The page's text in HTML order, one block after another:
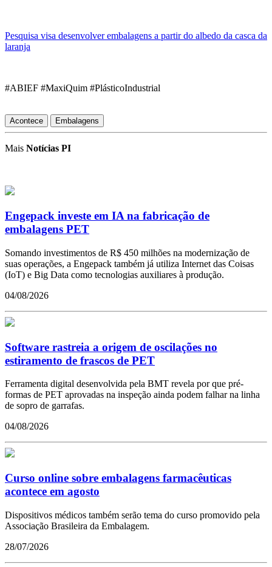
Pesquisa visa desenvolver embalagens a partir do albedo da casca da
laranja
#ABIEF #MaxiQuim #PlásticoIndustrial
Acontece Embalagens
Mais Notícias PI
Engepack investe em IA na fabricação de
embalagens PET
Somando investimentos de R$ 450 milhões na modernização de
suas operações, a Engepack também já utiliza Internet das Coisas
(IoT) e Big Data como tecnologias auxiliares à produção.
04/08/2026
Software rastreia a origem de oscilações no
estiramento de frascos de PET
Ferramenta digital desenvolvida pela BMT revela por que pré-
formas de PET aprovadas na inspeção ainda podem falhar na linha
de sopro de garrafas.
04/08/2026
Curso online sobre embalagens farmacêuticas
acontece em agosto
Dispositivos médicos também serão tema do curso promovido pela
Associação Brasileira da Embalagem.
28/07/2026